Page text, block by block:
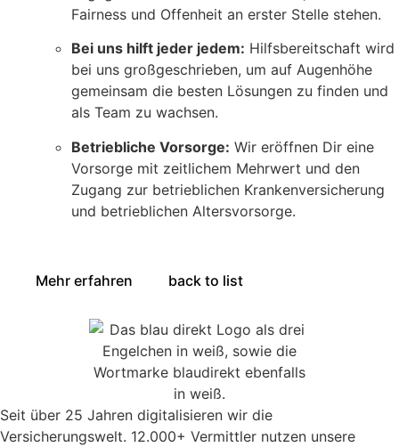
Fairness und Offenheit an erster Stelle stehen.
Bei uns hilft jeder jedem: Hilfsbereitschaft wird
bei uns großgeschrieben, um auf Augenhöhe
gemeinsam die besten Lösungen zu finden und
als Team zu wachsen.
Betriebliche Vorsorge: Wir eröffnen Dir eine
Vorsorge mit zeitlichem Mehrwert und den
Zugang zur betrieblichen Krankenversicherung
und betrieblichen Altersvorsorge.
Mehr erfahren back to list
Seit über 25 Jahren digitalisieren wir die
Versicherungswelt. 12.000+ Vermittler nutzen unsere